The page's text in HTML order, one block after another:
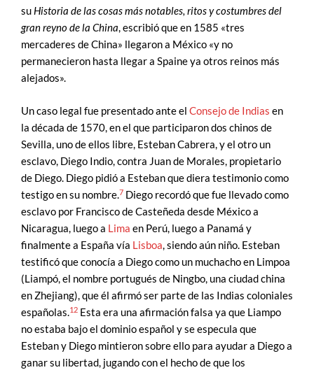
su Historia de las cosas más notables, ritos y costumbres del
gran reyno de la China, escribió que en 1585 «tres
mercaderes de China» llegaron a México «y no
permanecieron hasta llegar a Spaine ya otros reinos más
alejados».
Un caso legal fue presentado ante el Consejo de Indias en
la década de 1570, en el que participaron dos chinos de
Sevilla, uno de ellos libre, Esteban Cabrera, y el otro un
esclavo, Diego Indio, contra Juan de Morales, propietario
de Diego. Diego pidió a Esteban que diera testimonio como
testigo en su nombre.7 Diego recordó que fue llevado como
esclavo por Francisco de Casteñeda desde México a
Nicaragua, luego a Lima en Perú, luego a Panamá y
finalmente a España vía Lisboa, siendo aún niño. Esteban
testificó que conocía a Diego como un muchacho en Limpoa
(Liampó, el nombre portugués de Ningbo, una ciudad china
en Zhejiang), que él afirmó ser parte de las Indias coloniales
españolas.12 Esta era una afirmación falsa ya que Liampo
no estaba bajo el dominio español y se especula que
Esteban y Diego mintieron sobre ello para ayudar a Diego a
ganar su libertad, jugando con el hecho de que los